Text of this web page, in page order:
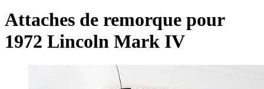
Attaches de remorque pour
1972 Lincoln Mark IV